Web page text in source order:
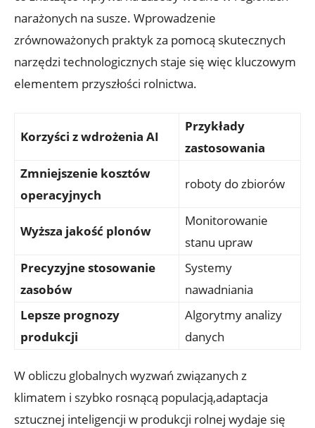
narażonych na susze. Wprowadzenie
zrównoważonych praktyk za pomocą skutecznych
narzędzi technologicznych staje się więc kluczowym
elementem przyszłości rolnictwa.
Korzyści z wdrożenia AI
Przykłady
zastosowania
Zmniejszenie kosztów
operacyjnych
roboty do zbiorów
Wyższa jakość plonów
Monitorowanie
stanu upraw
Precyzyjne stosowanie
zasobów
Systemy
nawadniania
Lepsze prognozy
produkcji
Algorytmy analizy
danych
W obliczu globalnych wyzwań związanych z
klimatem i szybko rosnącą populacją,adaptacja
sztucznej inteligencji w produkcji rolnej wydaje się